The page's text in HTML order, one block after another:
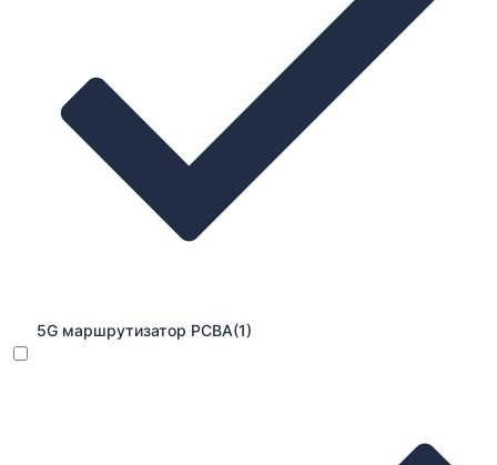
5G маршрутизатор PCBA(1)